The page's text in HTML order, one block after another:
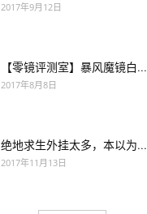
2017年9月12日
【零镜评测室】暴风魔镜白...
2017年8月8日
绝地求生外挂太多，本以为...
2017年11月13日